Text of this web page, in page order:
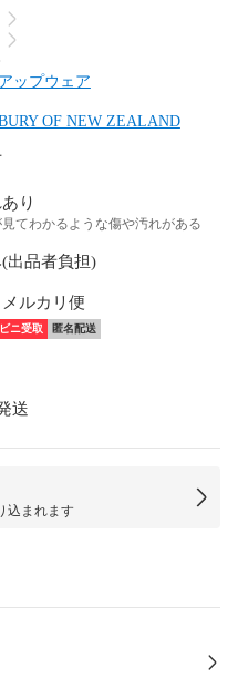
ップウェア
OF NEW ZEALAND
り
てわかるような傷や汚れがある
出品者負担)
ルカリ便
ニ受取 匿名配送
送
込まれます